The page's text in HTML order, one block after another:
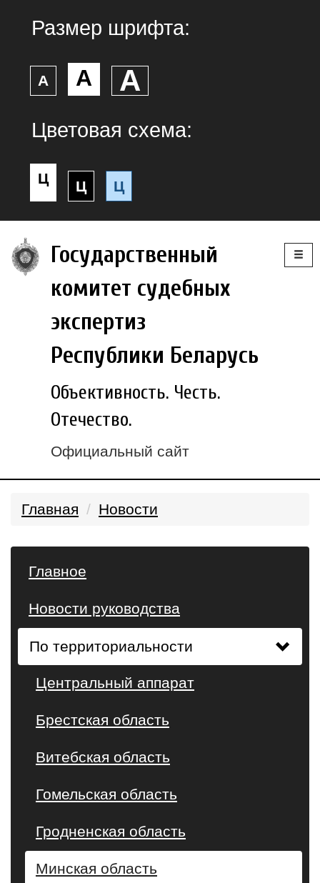
Размер шрифта:
А А А
Цветовая схема:
Ц Ц Ц
Государственный
комитет судебных
экспертиз
Республики Беларусь
Объективность. Честь.
Отечество.
Официальный сайт
Главная Новости
Главное
Новости руководства
По территориальности
Центральный аппарат
Брестская область
Витебская область
Гомельская область
Гродненская область
Минская область